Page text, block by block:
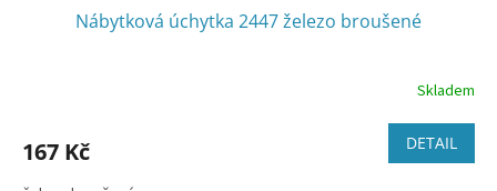
Nábytková úchytka 2447 železo broušené
Skladem
167 Kč DETAIL